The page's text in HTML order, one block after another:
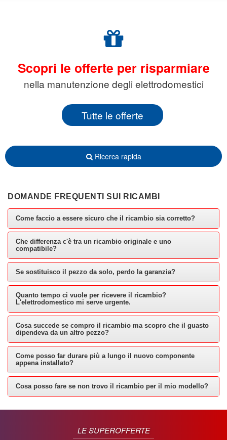
Scopri le offerte per risparmiare
nella manutenzione degli elettrodomestici
Tutte le offerte
Ricerca rapida
DOMANDE FREQUENTI SUI RICAMBI
Come faccio a essere sicuro che il ricambio sia corretto?
Che differenza c'è tra un ricambio originale e uno
compatibile?
Se sostituisco il pezzo da solo, perdo la garanzia?
Quanto tempo ci vuole per ricevere il ricambio?
L'elettrodomestico mi serve urgente.
Cosa succede se compro il ricambio ma scopro che il guasto
dipendeva da un altro pezzo?
Come posso far durare più a lungo il nuovo componente
appena installato?
Cosa posso fare se non trovo il ricambio per il mio modello?
LE SUPEROFFERTE